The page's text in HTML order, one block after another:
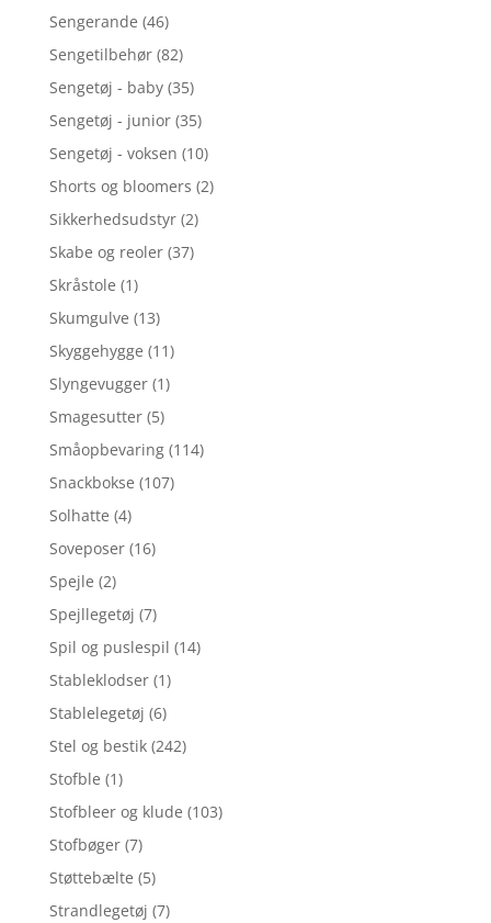
Sengerande (46)
Sengetilbehør (82)
Sengetøj - baby (35)
Sengetøj - junior (35)
Sengetøj - voksen (10)
Shorts og bloomers (2)
Sikkerhedsudstyr (2)
Skabe og reoler (37)
Skråstole (1)
Skumgulve (13)
Skyggehygge (11)
Slyngevugger (1)
Smagesutter (5)
Småopbevaring (114)
Snackbokse (107)
Solhatte (4)
Soveposer (16)
Spejle (2)
Spejllegetøj (7)
Spil og puslespil (14)
Stableklodser (1)
Stablelegetøj (6)
Stel og bestik (242)
Stofble (1)
Stofbleer og klude (103)
Stofbøger (7)
Støttebælte (5)
Strandlegetøj (7)